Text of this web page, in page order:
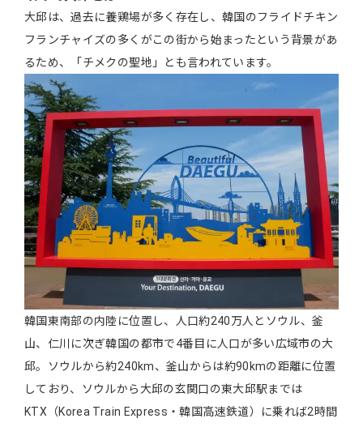
大邱は、過去に養鶏場が多く存在し、韓国のフライドチキン
フランチャイズの多くがこの街から始まったという背景があ
るため、「チメクの聖地」とも言われています。
韓国東南部の内陸に位置し、人口約240万人とソウル、釜
山、仁川に次ぎ韓国の都市で4番目に人口が多い広域市の大
邱。ソウルから約240km、釜山からは約90kmの距離に位置
しており、ソウルから大邱の玄関口の東大邱駅までは
KTX（Korea Train Express・韓国高速鉄道）に乗れば2時間